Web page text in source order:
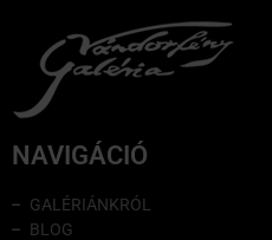
NAVIGÁCIÓ
GALÉRIÁNKRÓL
BLOG